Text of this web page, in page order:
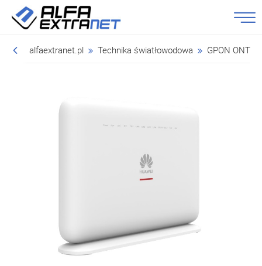
alfaextranet.pl Technika światłowodowa GPON ONT